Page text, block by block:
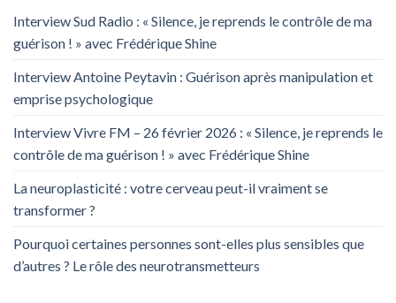
Interview Sud Radio : « Silence, je reprends le contrôle de ma
guérison ! » avec Frédérique Shine
Interview Antoine Peytavin : Guérison après manipulation et
emprise psychologique
Interview Vivre FM – 26 février 2026 : « Silence, je reprends le
contrôle de ma guérison ! » avec Frédérique Shine
La neuroplasticité : votre cerveau peut-il vraiment se
transformer ?
Pourquoi certaines personnes sont-elles plus sensibles que
d’autres ? Le rôle des neurotransmetteurs